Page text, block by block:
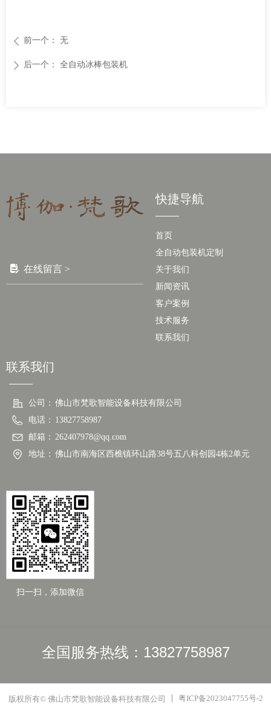
ꄴ 前一个： 无
ꄲ 后一个： 全自动冰棒包装机
联系我们
公司： 佛山市梵歌智能设备科技有限公司
电话： 13827758987
邮箱： 262407978@qq.com
地址： 佛山市南海区西樵镇环山路38号五八科创园4栋2单元
扫一扫，添加微信
넖 在线留言 >
快捷导航
首页
全自动包装机定制
关于我们
新闻资讯
客户案例
技术服务
联系我们
全国服务热线：13827758987
版权所有© 佛山市梵歌智能设备科技有限公司 粤ICP备2023047755号-2